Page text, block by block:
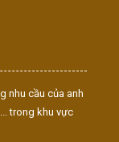
nhu cầu của anh
trong khu vực